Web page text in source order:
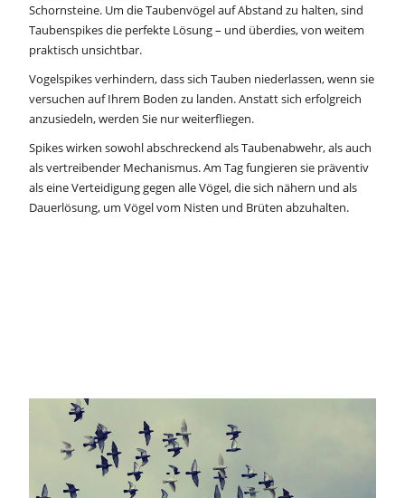
Schornsteine. Um die Taubenvögel auf Abstand zu halten, sind
Taubenspikes die perfekte Lösung – und überdies, von weitem
praktisch unsichtbar.
Vogelspikes verhindern, dass sich Tauben niederlassen, wenn sie
versuchen auf Ihrem Boden zu landen. Anstatt sich erfolgreich
anzusiedeln, werden Sie nur weiterfliegen.
Spikes wirken sowohl abschreckend als Taubenabwehr, als auch
als vertreibender Mechanismus. Am Tag fungieren sie präventiv
als eine Verteidigung gegen alle Vögel, die sich nähern und als
Dauerlösung, um Vögel vom Nisten und Brüten abzuhalten.